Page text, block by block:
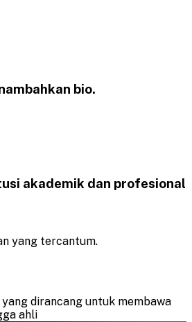
bio.
akademik dan profesional
yang tercantum.
dirancang untuk membawa
ahli